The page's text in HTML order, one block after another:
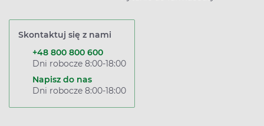
Skontaktuj się z nami
+48 800 800 600
Dni robocze 8:00-18:00
Napisz do nas
Dni robocze 8:00-18:00